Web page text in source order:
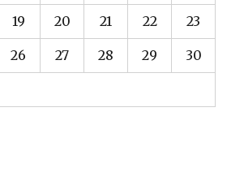
19 20 21 22 23
26 27 28 29 30